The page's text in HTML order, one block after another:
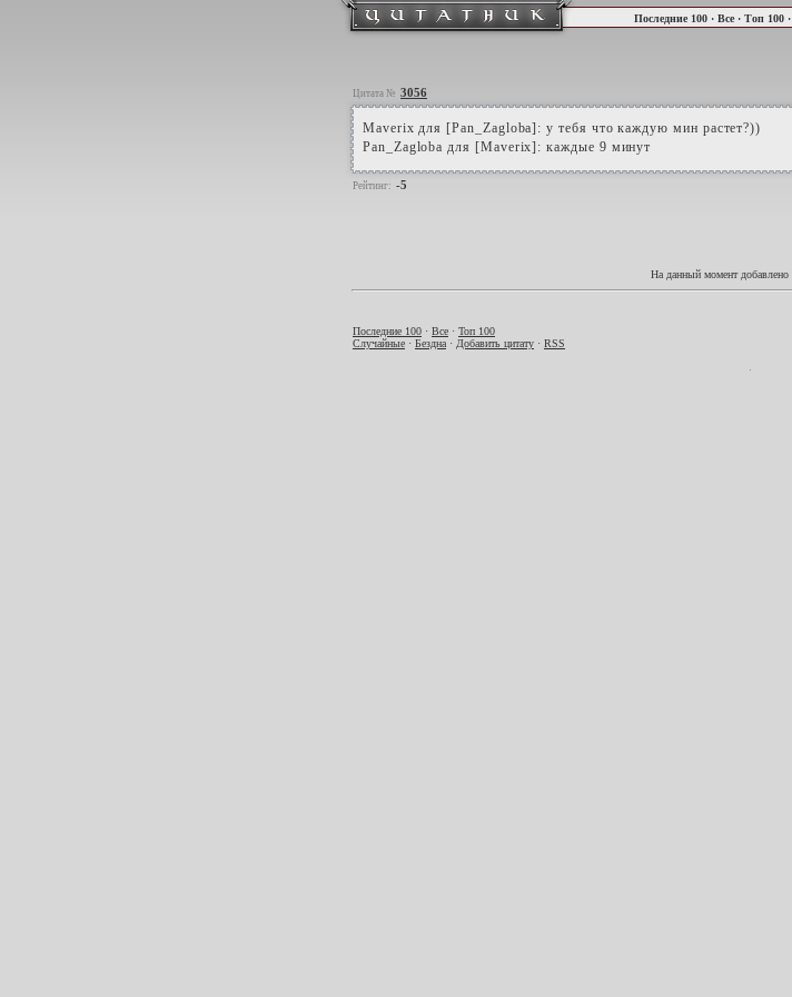
Последние 100· Все· Топ 100·
Цитата № 3056
Maverix для [Pan_Zagloba]: у тебя что каждую мин растет?))
Pan_Zagloba для [Maverix]: каждые 9 минут
Рейтинг: -5
На данный момент добавлено
Последние 100 · Все · Топ 100
Случайные · Бездна · Добавить цитату · RSS